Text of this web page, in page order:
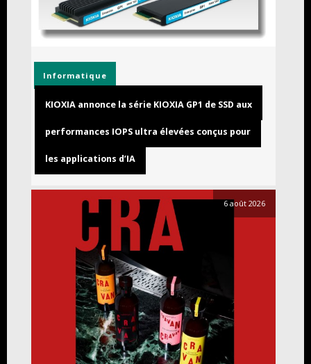
Informatique
KIOXIA annonce la série KIOXIA GP1 de SSD aux
performances IOPS ultra élevées conçus pour
les applications d’IA
6 août 2026